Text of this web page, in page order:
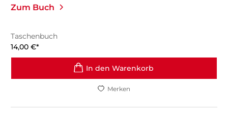
Zum Buch
Taschenbuch
14,00 €*
In den Warenkorb
Merken